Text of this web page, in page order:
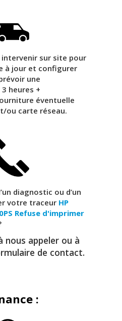
sur site pour
à jour et configurer
une
heures +
éventuelle
ou carte réseau.
diagnostic ou d’un
votre traceur HP
Refuse d'imprimer
nous appeler ou à
de contact.
: